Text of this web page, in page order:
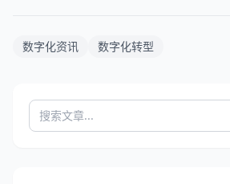
数字化资讯 数字化转型